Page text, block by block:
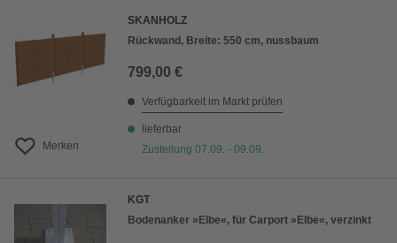
Merken
SKANHOLZ
Rückwand, Breite: 550 cm, nussbaum
799,00 €
Verfügbarkeit im Markt prüfen
lieferbar
Zustellung 07.09. - 09.09.
KGT
Bodenanker »Elbe«, für Carport »Elbe«, verzinkt